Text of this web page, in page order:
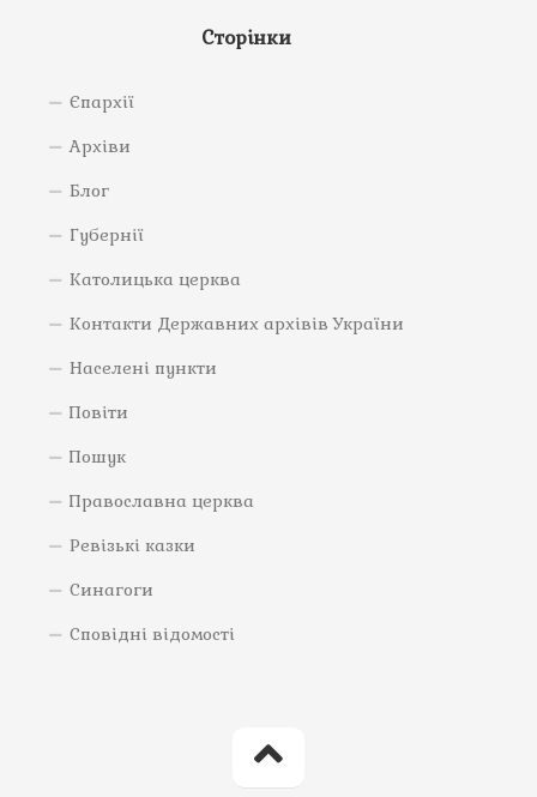
Сторінки
Єпархії
Архіви
Блог
Губернії
Католицька церква
Контакти Державних архівів України
Населені пункти
Повіти
Пошук
Православна церква
Ревізькі казки
Синагоги
Сповідні відомості